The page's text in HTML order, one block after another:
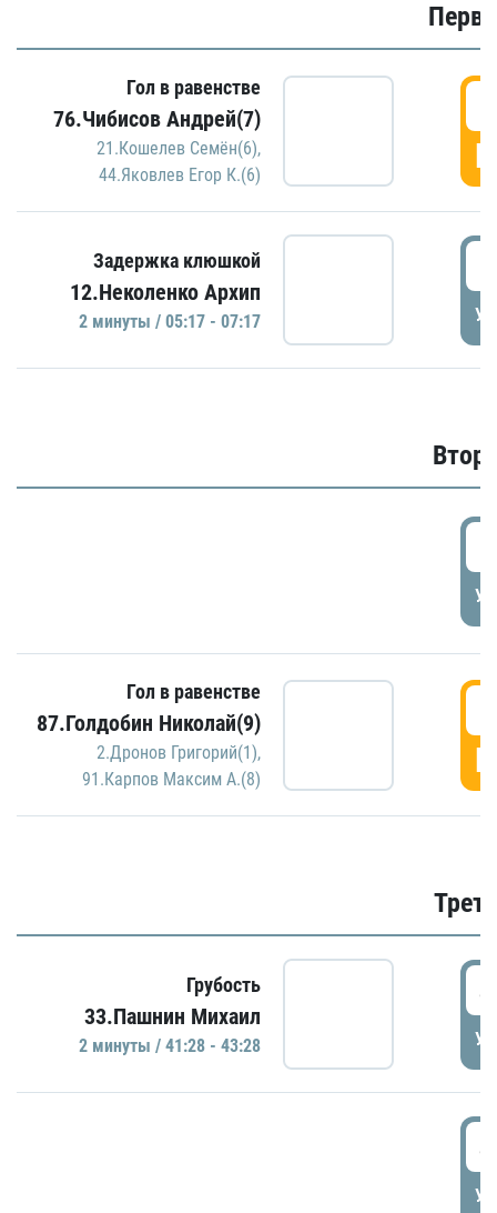
Гол в равенстве
76.Чибисов Андрей(7)
21.Кошелев Семён(6),
44.Яковлев Егор К.(6)
Задержка клюшкой
12.Неколенко Архип
2 минуты / 05:17 - 07:17
Гол в равенстве
87.Голдобин Николай(9)
2.Дронов Григорий(1),
91.Карпов Максим А.(8)
Грубость
33.Пашнин Михаил
2 минуты / 41:28 - 43:28